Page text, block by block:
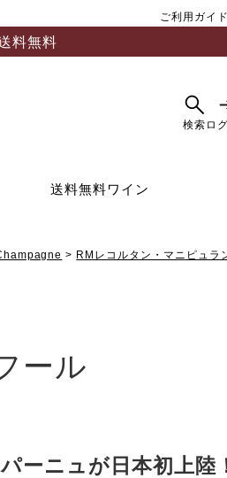
ご利用ガイド
料無料
送料無料ワイン
RMレコルタン・マニピュラ
ール
ーニュが日本初上陸